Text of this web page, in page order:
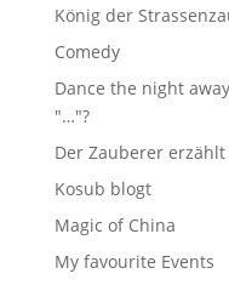
König der
Comedy
Dance the night
"…"?
Der Zauberer erzählt
Kosub blogt
Magic of China
My favourite Events